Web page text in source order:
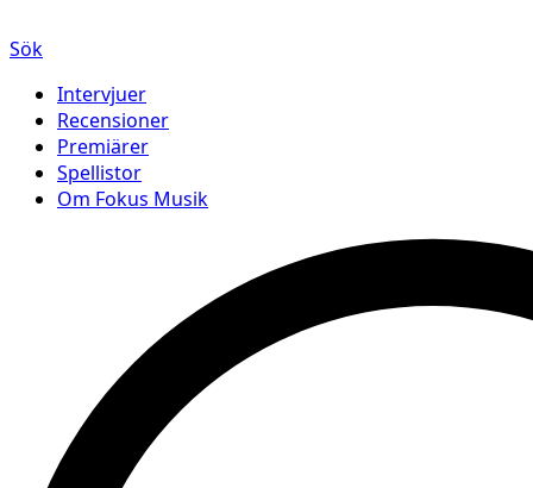
Sök
Intervjuer
Recensioner
Premiärer
Spellistor
Om Fokus Musik